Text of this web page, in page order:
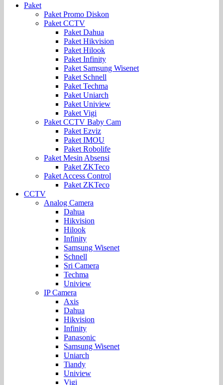
Paket
Paket Promo Diskon
Paket CCTV
Paket Dahua
Paket Hikvision
Paket Hilook
Paket Infinity
Paket Samsung Wisenet
Paket Schnell
Paket Techma
Paket Uniarch
Paket Uniview
Paket Vigi
Paket CCTV Baby Cam
Paket Ezviz
Paket IMOU
Paket Robolife
Paket Mesin Absensi
Paket ZKTeco
Paket Access Control
Paket ZKTeco
CCTV
Analog Camera
Dahua
Hikvision
Hilook
Infinity
Samsung Wisenet
Schnell
Sri Camera
Techma
Uniview
IP Camera
Axis
Dahua
Hikvision
Infinity
Panasonic
Samsung Wisenet
Uniarch
Tiandy
Uniview
Vigi